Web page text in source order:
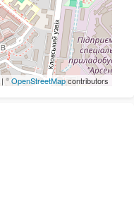
| ©OpenStreetMapcontributors